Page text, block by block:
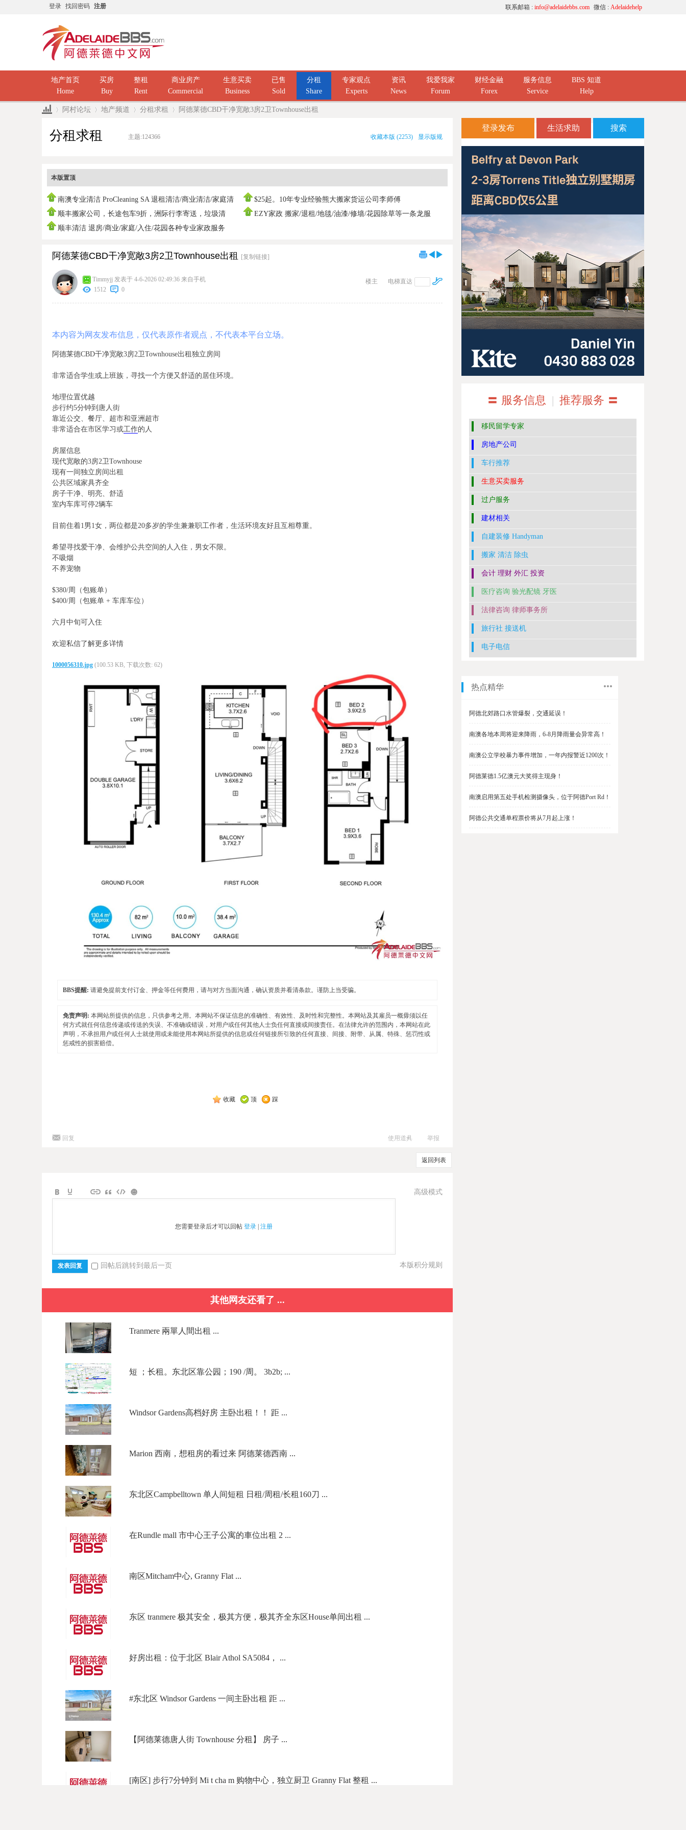
登录 找回密码 注册 微信 : Adelaidehelp
联系邮箱 : info@adelaidebbs.com
地产首页
Home
买房
Buy
整租
Rent
商业房产
Commercial
生意买卖
Business
已售
Sold
分租
Share
专家观点
Experts
资讯
News
我爱我家
Forum
财经金融
Forex
服务信息
Service
BBS 知道
Help
阿村论坛 地产频道 分租求租 阿德莱德CBD干净宽敞3房2卫Townhouse出租
分租求租 主题:124366 显示版规
收藏本版 (2253)
本版置顶
南澳专业清洁 ProCleaning SA 退租清洁/商业清洁/家庭清
洁/ 民
$25起。10年专业经验熊大搬家货运公司李师傅
0437666808，寄存打
顺丰搬家公司，长途包车9折，洲际行李寄送，垃圾清
运，中国海运
EZY家政 搬家/退租/地毯/油漆/修墙/花园除草等一条龙服
顺丰清洁 退房/商业/家庭/入住/花园各种专业家政服务
阿德莱德CBD干净宽敞3房2卫Townhouse出租 [复制链接]
电梯直达
楼主
Timmyjj 发表于 4-6-2026 02:49:36 来自手机
1512
0
本内容为网友发布信息，仅代表原作者观点，不代表本平台立场。
阿德莱德CBD干净宽敞3房2卫Townhouse出租独立房间
非常适合学生或上班族，寻找一个方便又舒适的居住环境。
地理位置优越
步行约5分钟到唐人街
靠近公交、餐厅、超市和亚洲超市
非常适合在市区学习或工作的人
房屋信息
现代宽敞的3房2卫Townhouse
现有一间独立房间出租
公共区域家具齐全
房子干净、明亮、舒适
室内车库可停2辆车
目前住着1男1女，两位都是20多岁的学生兼兼职工作者，生活环境友好且互相尊重。
希望寻找爱干净、会维护公共空间的人入住，男女不限。
不吸烟
不养宠物
$380/周（包账单）
$400/周（包账单 + 车库车位）
六月中旬可入住
欢迎私信了解更多详情
1000056310.jpg (100.53 KB, 下载次数: 62)
BBS提醒: 请避免提前支付订金、押金等任何费用，请与对方当面沟通，确认资质并看清条款。谨防上当受骗。
免责声明: 本网站所提供的信息，只供参考之用。本网站不保证信息的准确性、有效性、及时性和完整性。本网站及其雇员一概毋须以任
何方式就任何信息传递或传送的失误、不准确或错误，对用户或任何其他人士负任何直接或间接责任。在法律允许的范围内，本网站在此
声明，不承担用户或任何人士就使用或未能使用本网站所提供的信息或任何链接所引致的任何直接、间接、附带、从属、特殊、惩罚性或
惩戒性的损害赔偿。
收藏 顶 踩
回复 使用道具 举报
返回列表
高级模式
您需要登录后才可以回帖 登录 | 注册
本版积分规则
发表回复 回帖后跳转到最后一页
其他网友还看了 ...
Tranmere 兩單人間出租 ...
短 ；长租。东北区靠公园；190 /周。 3b2b; ...
Windsor Gardens高档好房 主卧出租！！ 距 ...
Marion 西南，想租房的看过来 阿德莱德西南 ...
东北区Campbelltown 单人间短租 日租/周租/长租160刀 ...
在Rundle mall 市中心王子公寓的車位出租 2 ...
南区Mitcham中心, Granny Flat ...
东区 tranmere 极其安全，极其方便，极其齐全东区House单间出租 ...
好房出租：位于北区 Blair Athol SA5084， ...
#东北区 Windsor Gardens 一间主卧出租 距 ...
【阿德莱德唐人街 Townhouse 分租】 房子 ...
[南区] 步行7分钟到 Mi t cha m 购物中心，独立厨卫 Granny Flat 整租 ...
登录发布 生活求助 搜索
〓 服务信息 | 推荐服务 〓
移民留学专家
房地产公司
车行推荐
生意买卖服务
过户服务
建材相关
自建装修 Handyman
搬家 清洁 除虫
会计 理财 外汇 投资
医疗咨询 验光配镜 牙医
法律咨询 律师事务所
旅行社 接送机
电子电信
热点精华
阿德北郊路口水管爆裂，交通延误！
南澳各地本周将迎来降雨，6-8月降雨量会异常高！
南澳公立学校暴力事件增加，一年内报警近1200次！
阿德莱德1.5亿澳元大奖得主现身！
南澳启用第五处手机检测摄像头，位于阿德Port Rd！
阿德公共交通单程票价将从7月起上涨！